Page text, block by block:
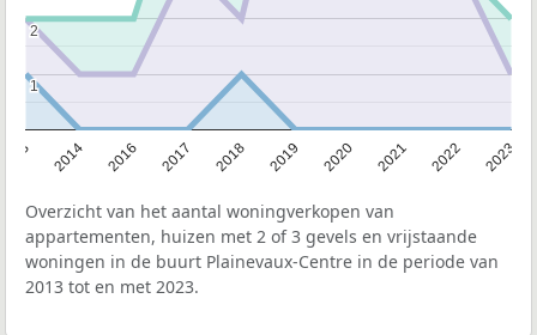
2014 2016 2017 2018 2019 2020 2021 2022 2023
1
1
2
2
Overzicht van het aantal woningverkopen van
appartementen, huizen met 2 of 3 gevels en vrijstaande
woningen in de buurt Plainevaux-Centre in de periode van
2013 tot en met 2023.